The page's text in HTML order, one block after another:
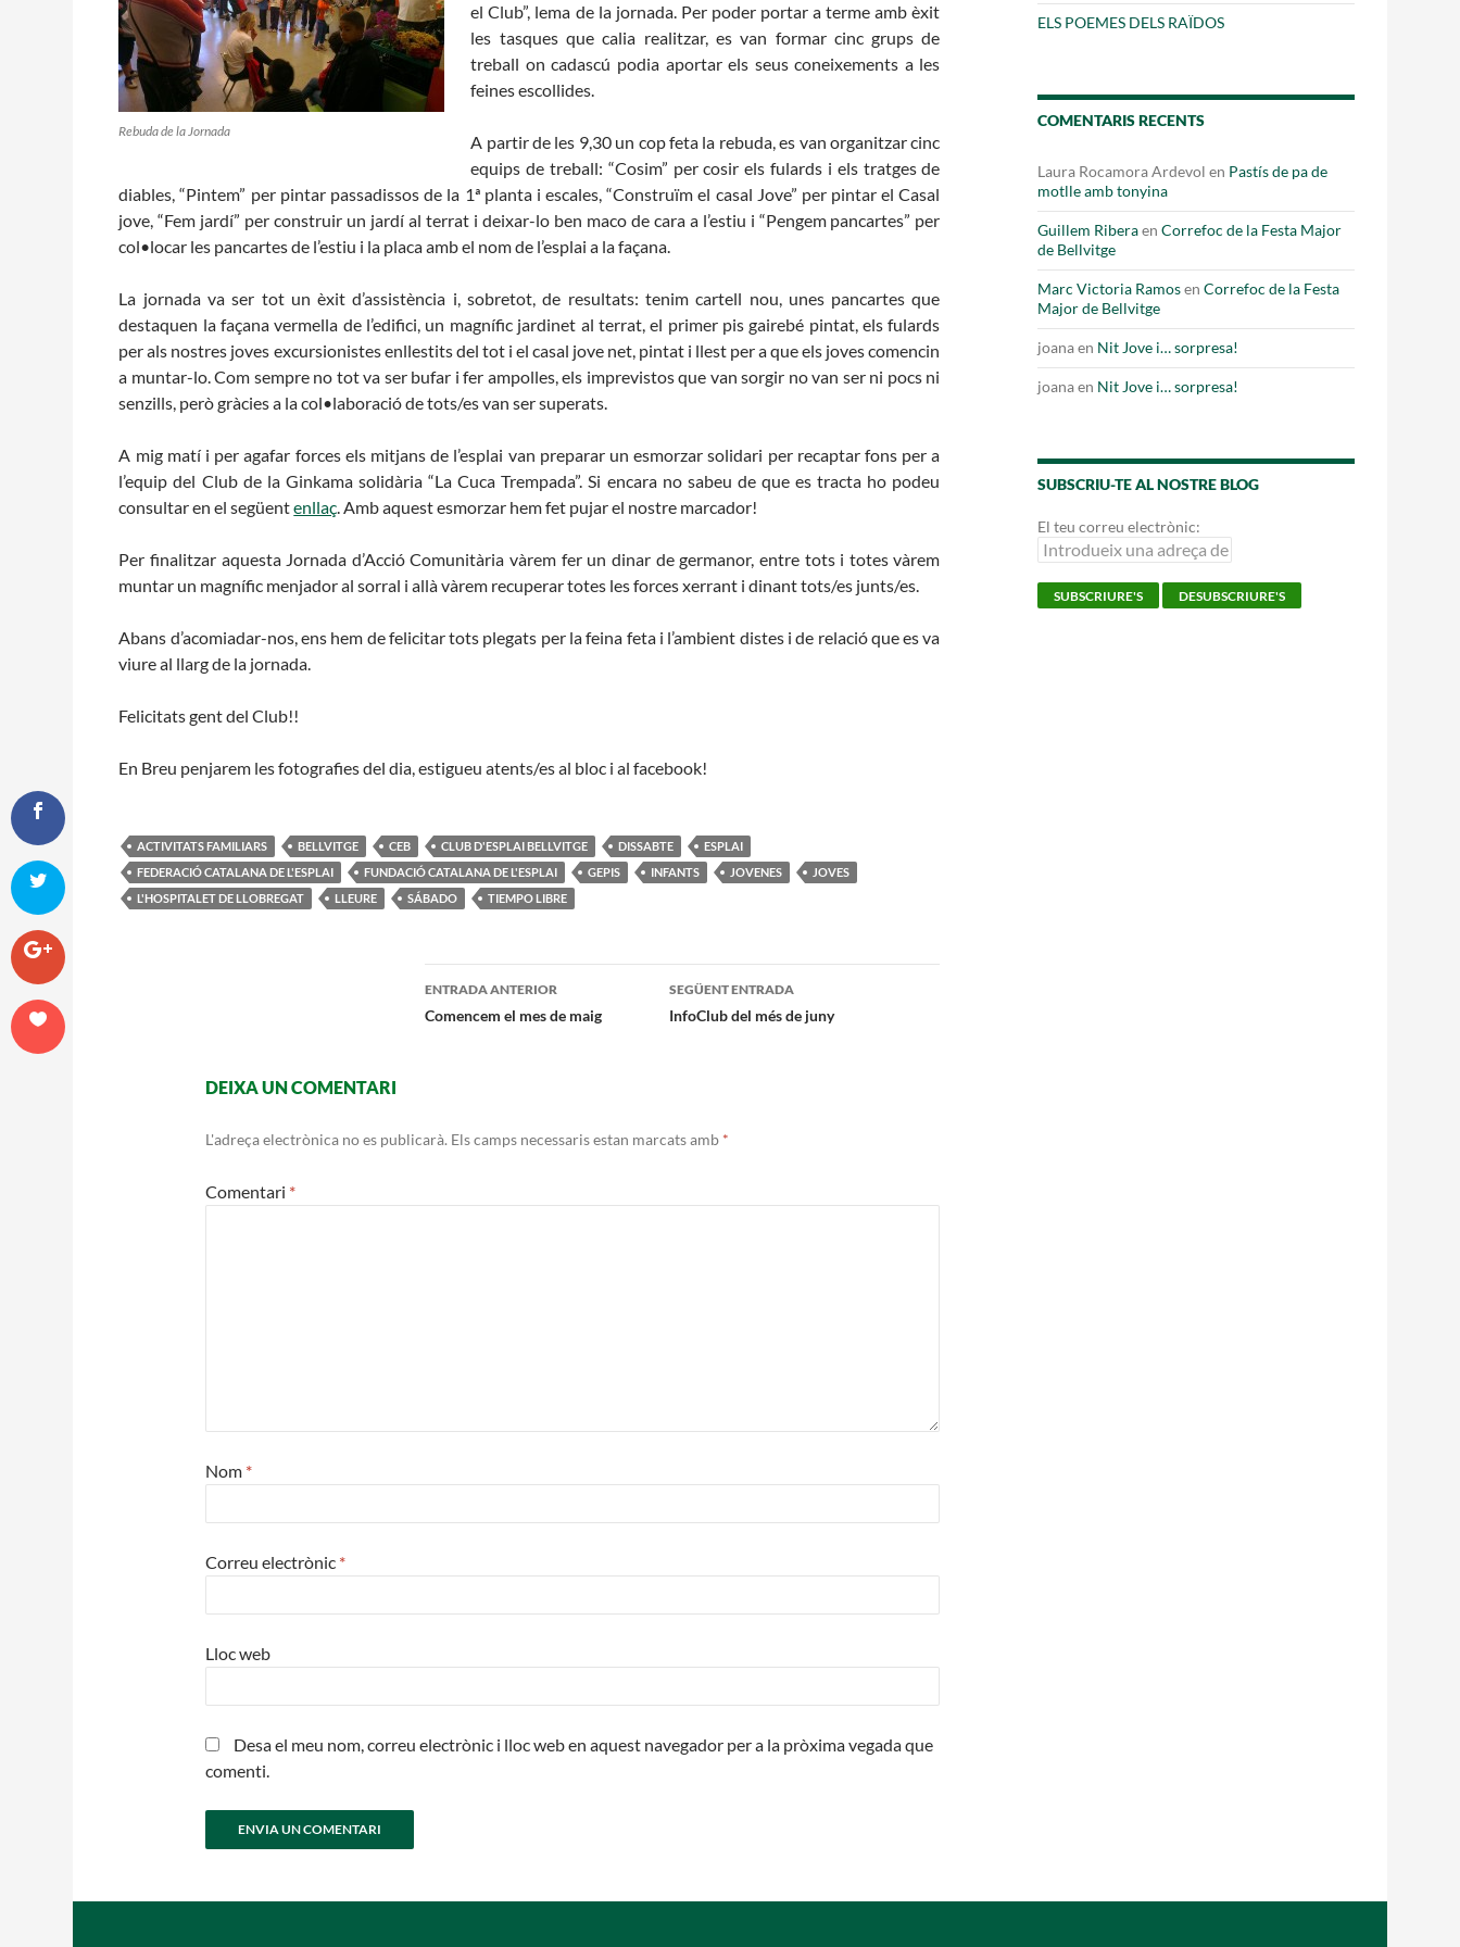
Rebuda de la Jornada
el Club”, lema de la jornada. Per poder portar a terme amb èxit
les tasques que calia realitzar, es van formar cinc grups de
treball on cadascú podia aportar els seus coneixements a les
feines escollides.
A partir de les 9,30 un cop feta la rebuda, es van organitzar cinc
equips de treball: “Cosim” per cosir els fulards i els tratges de
diables, “Pintem” per pintar passadissos de la 1ª planta i escales, “Construïm el casal Jove” per pintar el Casal
jove, “Fem jardí” per construir un jardí al terrat i deixar-lo ben maco de cara a l’estiu i “Pengem pancartes” per
col•locar les pancartes de l’estiu i la placa amb el nom de l’esplai a la façana.
La jornada va ser tot un èxit d’assistència i, sobretot, de resultats: tenim cartell nou, unes pancartes que
destaquen la façana vermella de l’edifici, un magnífic jardinet al terrat, el primer pis gairebé pintat, els fulards
per als nostres joves excursionistes enllestits del tot i el casal jove net, pintat i llest per a que els joves comencin
a muntar-lo. Com sempre no tot va ser bufar i fer ampolles, els imprevistos que van sorgir no van ser ni pocs ni
senzills, però gràcies a la col•laboració de tots/es van ser superats.
A mig matí i per agafar forces els mitjans de l’esplai van preparar un esmorzar solidari per recaptar fons per a
l’equip del Club de la Ginkama solidària “La Cuca Trempada”. Si encara no sabeu de que es tracta ho podeu
consultar en el següentenllaç. Amb aquest esmorzar hem fet pujar el nostre marcador!
Per finalitzar aquesta Jornada d’Acció Comunitària vàrem fer un dinar de germanor, entre tots i totes vàrem
muntar un magnífic menjador al sorral i allà vàrem recuperar totes les forces xerrant i dinant tots/es junts/es.
Abans d’acomiadar-nos, ens hem de felicitar tots plegats per la feina feta i l’ambient distes i de relació que es va
viure al llarg de la jornada.
Felicitats gent del Club!!
En Breu penjarem les fotografies del dia, estigueu atents/es al bloc i al facebook!
ACTIVITATS FAMILIARS BELLVITGE CEB CLUB D'ESPLAI BELLVITGE DISSABTE
ESPLAI
FEDERACIÓ CATALANA DE L'ESPLAI
FUNDACIÓ CATALANA DE L'ESPLAI GEPIS INFANTS JOVENES
JOVES
L'HOSPITALET DE LLOBREGAT
LLEURE SÁBADO TIEMPO LIBRE
Navegació
per
ENTRADA ANTERIOR
Comencem el mes de maig
SEGÜENT ENTRADA
InfoClub del més de juny
DEIXA UN COMENTARI
L'adreça electrònica no es publicarà. Els camps necessaris estan marcats amb *
Comentari *
Nom *
Correu electrònic *
Lloc web
Desa el meu nom, correu electrònic i lloc web en aquest navegador per a la pròxima vegada que
comenti.
ELS POEMES DELS RAÏDOS
COMENTARIS RECENTS
Laura Rocamora Ardevol en Pastís de pa de
motlle amb tonyina
Guillem RiberaenCorrefoc de la Festa Major
de Bellvitge
Marc Victoria RamosenCorrefoc de la Festa
Major de Bellvitge
joanaen Nit Jove i… sorpresa!
joanaen Nit Jove i… sorpresa!
SUBSCRIU-TE AL NOSTRE BLOG
El teu correu electrònic:
L'equip
Missió i valors
Els comptes clars
Memòria d'activitats
Butlletins
Diari de la Fundació
Fundesplai als mitjans
Fes un donatiu